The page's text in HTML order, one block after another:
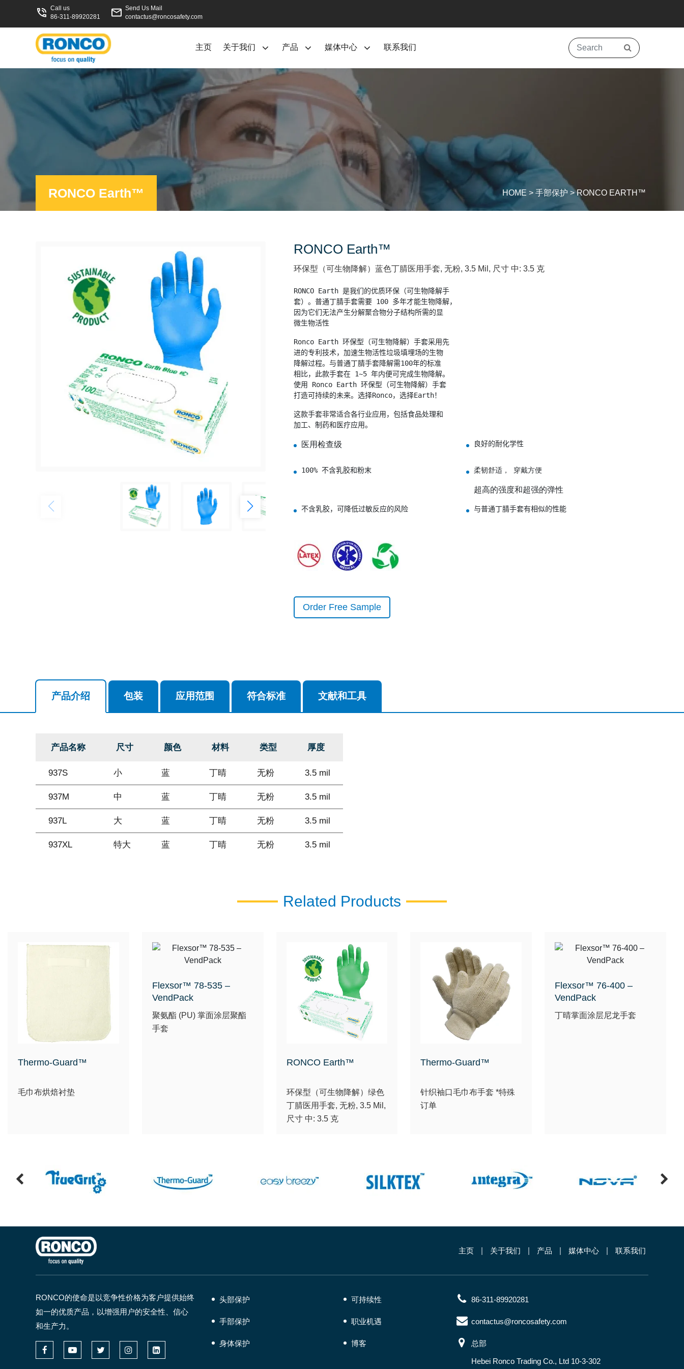
Call us
86-311-89920281
Send Us Mail
contactus@roncosafety.com
主页 关于我们 产品 媒体中心 联系我们
RONCO Earth™ HOME > 手部保护 >RONCO EARTH™
RONCO Earth™
环保型（可生物降解）蓝色丁腈医用手套, 无粉, 3.5 Mil, 尺寸 中: 3.5 克
RONCO Earth 是我们的优质环保（可生物降解手
套）。普通丁腈手套需要 100 多年才能生物降解，
因为它们无法产生分解聚合物分子结构所需的显
微生物活性
Ronco Earth 环保型（可生物降解）手套采用先
进的专利技术，加速生物活性垃圾填埋场的生物
降解过程。与普通丁腈手套降解需100年的标准
相比，此款手套在 1~5 年内便可完成生物降解。
使用 Ronco Earth 环保型（可生物降解）手套
打造可持续的未来。选择Ronco，选择Earth！
这款手套非常适合各行业应用，包括食品处理和
加工、制药和医疗应用。
医用检查级 良好的耐化学性
100% 不含乳胶和粉末 柔韧舒适， 穿戴方便
超高的强度和超强的弹性
不含乳胶，可降低过敏反应的风险 与普通丁腈手套有相似的性能
Order Free Sample
产品介绍 包装 应用范围 符合标准 文献和工具
产品名称 尺寸 颜色 材料 类型 厚度
937S 小 蓝 丁晴 无粉 3.5 mil
937M 中 蓝 丁晴 无粉 3.5 mil
937L 大 蓝 丁晴 无粉 3.5 mil
937XL 特大 蓝 丁晴 无粉 3.5 mil
Related Products
Thermo-Guard™
毛巾布烘焙衬垫
Flexsor™ 78-535 –
VendPack
聚氨酯 (PU) 掌面涂层聚酯
手套
RONCO Earth™
环保型（可生物降解）绿色
丁腈医用手套, 无粉, 3.5 Mil,
尺寸 中: 3.5 克
Thermo-Guard™
针织袖口毛巾布手套 *特殊
订单
Flexsor™ 76-400 –
VendPack
丁晴掌面涂层尼龙手套
主页 关于我们 产品 媒体中心 联系我们
RONCO的使命是以竞争性价格为客户提供始终
如一的优质产品，以增强用户的安全性、信心
和生产力。
头部保护
手部保护
身体保护
可持续性
职业机遇
博客
86-311-89920281
contactus@roncosafety.com
总部
Hebei Ronco Trading Co., Ltd 10-3-302